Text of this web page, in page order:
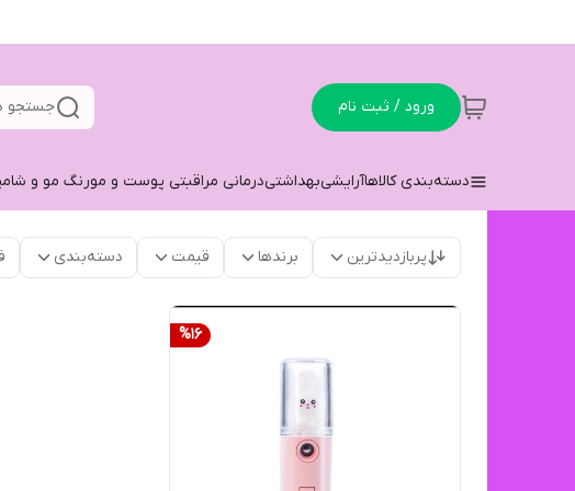
ورود / ثبت نام جستجو
دسته‌بندی کالاهاآرایشیبهداشتیدرمانی مراقبتی پوست و مورنگ مو و
پربازدیدترین برندها قیمت دسته‌بندی
%16